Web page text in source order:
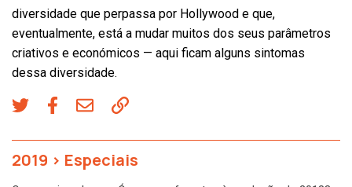
diversidade que perpassa por Hollywood e que,
eventualmente, está a mudar muitos dos seus parâmetros
criativos e económicos — aqui ficam alguns sintomas
dessa diversidade.
2019 > Especiais